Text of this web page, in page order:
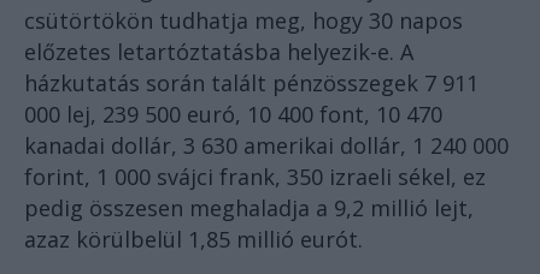
csütörtökön tudhatja meg, hogy 30 napos
előzetes letartóztatásba helyezik-e. A
házkutatás során talált pénzösszegek 7 911
000 lej, 239 500 euró, 10 400 font, 10 470
kanadai dollár, 3 630 amerikai dollár, 1 240 000
forint, 1 000 svájci frank, 350 izraeli sékel, ez
pedig összesen meghaladja a 9,2 millió lejt,
azaz körülbelül 1,85 millió eurót.